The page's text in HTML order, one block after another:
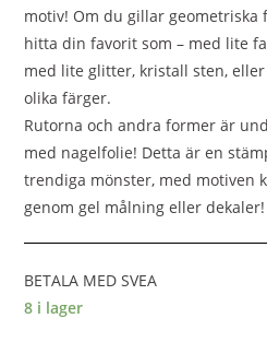
motiv! Om du gillar
hitta din favorit som – med lite
med lite glitter, kristall sten,
olika färger.
Rutorna och andra former är
med nagelfolie! Detta är en
trendiga mönster, med motiven
genom gel målning eller dekaler!
BETALA MED SVEA
8 i lager